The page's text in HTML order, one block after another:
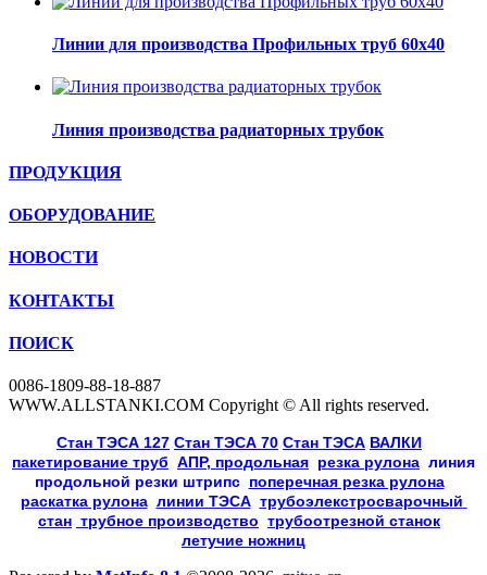
Линии для производства Профильных труб 60х40
Линия производства радиаторных трубок
ПРОДУКЦИЯ
ОБОРУДОВАНИЕ
НОВОСТИ
КОНТАКТЫ
ПОИСК
0086-1809-88-18-887
WWW.ALLSTANKI.COM Copyright © All rights reserved.
Cтан ТЭСА 127 Cтан ТЭСА 70 Cтан ТЭСА ВАЛКИ
пакетирование труб АПР, продольная резка рулона линия
продольной резки штрипс, поперечная резка рулона
раскатка рулона, линии ТЭСА, трубоэлекстросварочный
стан трубное производство трубоотрезной станок
летучие ножниц